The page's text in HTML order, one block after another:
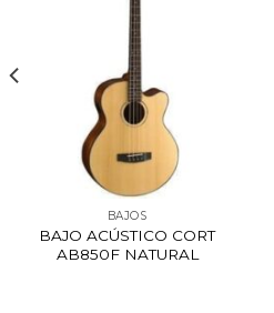
BAJOS
BAJO ACÚSTICO CORT
AB850F NATURAL